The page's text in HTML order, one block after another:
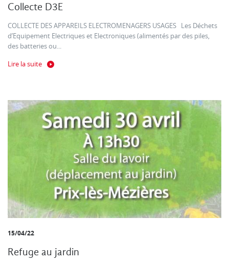
Collecte D3E
COLLECTE DES APPAREILS ELECTROMENAGERS USAGES Les Déchets
d’Equipement Electriques et Electroniques (alimentés par des piles,
des batteries ou...
Lire la suite
15/04/22
Refuge au jardin